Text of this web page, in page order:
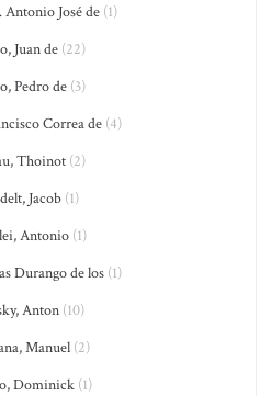
José de(1)
Juan de(22)
Pedro de(3)
Correa de(4)
Thoinot(2)
Jacob (1)
Antonio(1)
Durango de los (1)
Anton(10)
Manuel(2)
Dominick (1)